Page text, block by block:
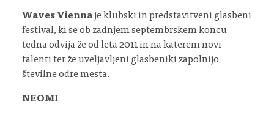
Waves Viennaje klubski in predstavitveni glasbeni
festival, ki se ob zadnjem septembrskem koncu
tedna odvija že od leta 2011 in na katerem novi
talenti ter že uveljavljeni glasbeniki zapolnijo
številne odre mesta.
NEOMI